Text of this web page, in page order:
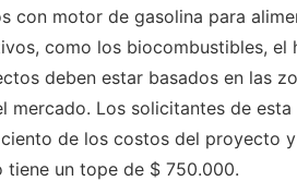
con motor de gasolina para
como los biocombustibles, el
deben estar basados ​​en las
mercado. Los solicitantes de esta
de los costos del proyecto
un tope de $ 750.000.